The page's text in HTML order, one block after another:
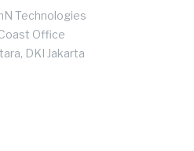
Technologies
Office
DKI Jakarta